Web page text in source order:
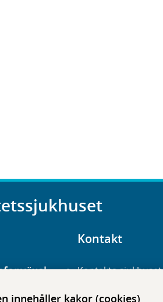
innehåller kakor (cookies)
Kontakt
Kontakta sjukhuset
Hitta hit